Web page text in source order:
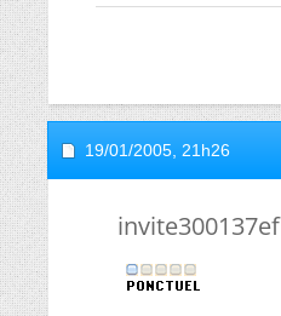
19/01/2005, 21h26
invite300137ef